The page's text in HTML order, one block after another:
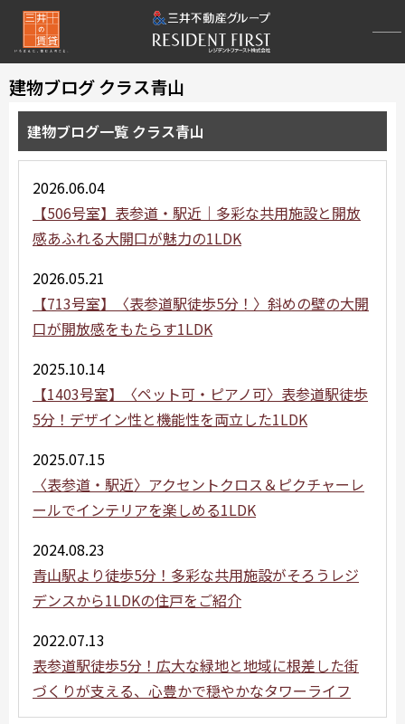
建物ブログ クラス青山
建物ブログ一覧 クラス青山
2026.06.04
【506号室】表参道・駅近｜多彩な共用施設と開放
感あふれる大開口が魅力の1LDK
2026.05.21
【713号室】〈表参道駅徒歩5分！〉斜めの壁の大開
口が開放感をもたらす1LDK
2025.10.14
【1403号室】〈ペット可・ピアノ可〉表参道駅徒歩
5分！デザイン性と機能性を両立した1LDK
2025.07.15
〈表参道・駅近〉アクセントクロス＆ピクチャーレ
ールでインテリアを楽しめる1LDK
2024.08.23
青山駅より徒歩5分！多彩な共用施設がそろうレジ
デンスから1LDKの住戸をご紹介
2022.07.13
表参道駅徒歩5分！広大な緑地と地域に根差した街
づくりが支える、心豊かで穏やかなタワーライフ